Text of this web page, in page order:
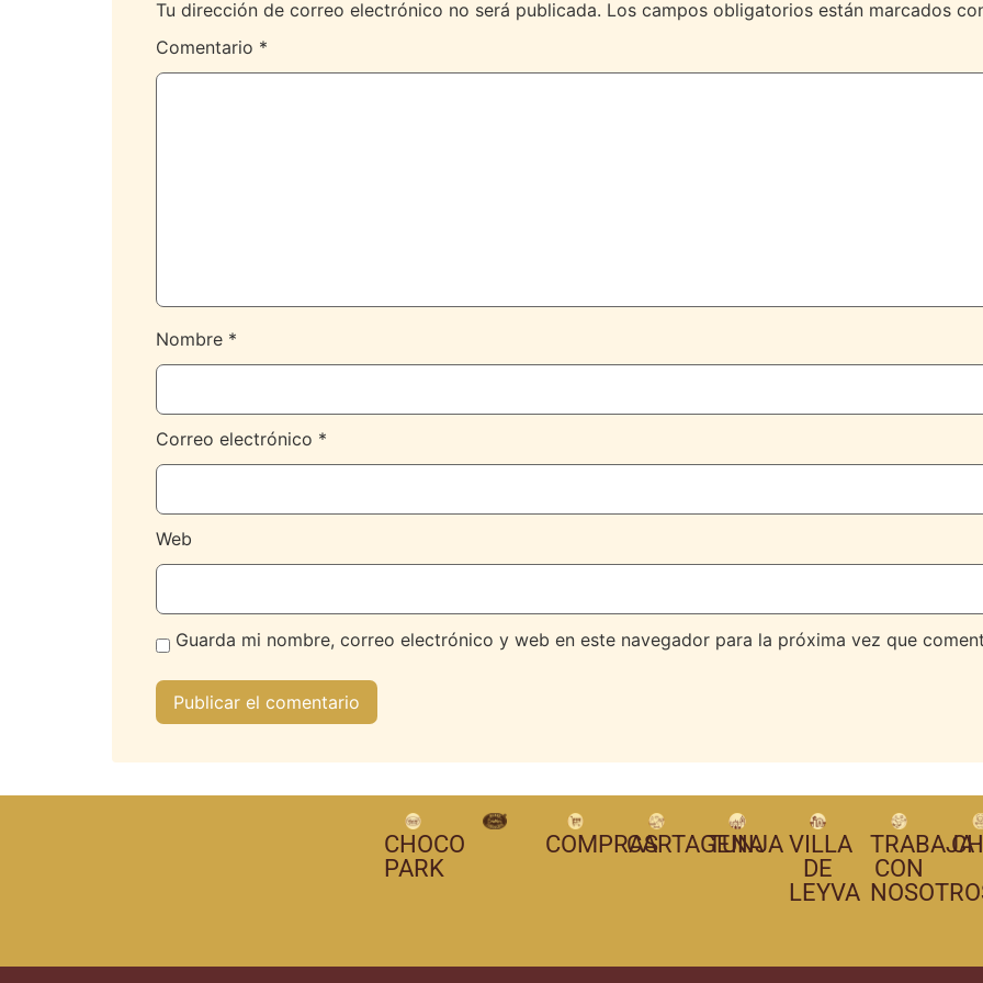
Tu dirección de correo electrónico no será publicada. Los campos obligatorios están marcados
Comentario *
Nombre *
Correo electrónico *
Web
Guarda mi nombre, correo electrónico y web en este navegador para la próxima vez que
CHOCO
PARK
COMPRASCARTAGENA
TUNJA VILLA
DE
LEYVA
TRABAJA
CON